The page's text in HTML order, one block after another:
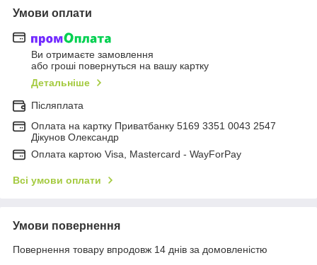
Умови оплати
Ви отримаєте замовлення
або гроші повернуться на вашу картку
Детальніше
Післяплата
Оплата на картку Приватбанку 5169 3351 0043 2547
Дікунов Олександр
Оплата картою Visa, Mastercard - WayForPay
Всі умови оплати
Умови повернення
Повернення товару впродовж 14 днів за домовленістю